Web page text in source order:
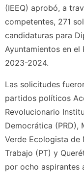
(IEEQ) aprobó, a
competentes, 271
candidaturas para
Ayuntamientos en el
2023-2024.
Las solicitudes
partidos políticos
Revolucionario
Democrática (PRD),
Verde Ecologista de
Trabajo (PT) y
por ocho aspirantes